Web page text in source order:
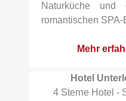
Naturküche und
romantischen SPA-
Mehr
Hotel
4 Sterne Hotel -